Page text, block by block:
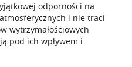
odporności na
i nie traci
wytrzymałościowych
pod ich wpływem i